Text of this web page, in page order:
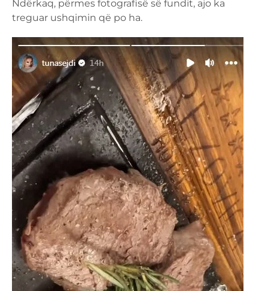
Ndërkaq, përmes fotografisë së fundit, ajo ka
treguar ushqimin që po ha.